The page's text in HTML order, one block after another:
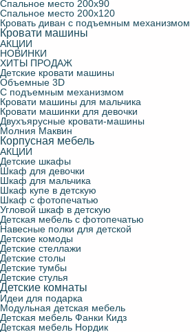
Спальное место 200х90
Спальное место 200х120
Кровать диван с подъемным механизмом
Кровати машины
АКЦИИ
НОВИНКИ
ХИТЫ ПРОДАЖ
Детские кровати машины
Объемные 3D
С подъемным механизмом
Кровати машины для мальчика
Кровати машинки для девочки
Двухъярусные кровати-машины
Молния Маквин
Корпусная мебель
АКЦИИ
Детские шкафы
Шкаф для девочки
Шкаф для мальчика
Шкаф купе в детскую
Шкаф с фотопечатью
Угловой шкаф в детскую
Детская мебель с фотопечатью
Навесные полки для детской
Детские комоды
Детские стеллажи
Детские столы
Детские тумбы
Детские стулья
Детские комнаты
Идеи для подарка
Модульная детская мебель
Детская мебель Фанки Кидз
Детская мебель Нордик